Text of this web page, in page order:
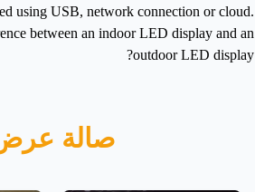
using USB, network connection or cloud.
between an indoor LED display and an
outdoor LED display?
صالة